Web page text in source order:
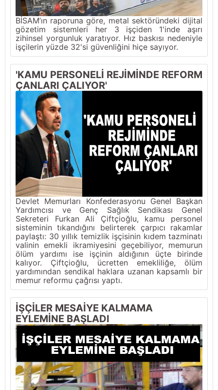
BİSAM’ın raporuna göre, metal sektöründeki dijital
gözetim sistemleri her 3 işçiden 1'inde aşırı
zihinsel yorgunluk yaratıyor. Hız baskısı nedeniyle
işçilerin yüzde 32'si güvenliğini hiçe sayıyor.
'KAMU PERSONELİ REJİMİNDE REFORM
ÇANLARI ÇALIYOR'
Devlet Memurları Konfederasyonu Genel Başkan
Yardımcısı ve Genç Sağlık Sendikası Genel
Sekreteri Furkan Ali Çiftçioğlu, kamu personel
sisteminin tıkandığını belirterek çarpıcı rakamlar
paylaştı: 30 yıllık temizlik işçisinin kıdem tazminatı
valinin emekli ikramiyesini geçebiliyor, memurun
ölüm yardımı ise işçinin aldığının üçte birinde
kalıyor. Çiftçioğlu, ücretten emekliliğe, ölüm
yardımından sendikal haklara uzanan kapsamlı bir
memur reformu çağrısı yaptı.
İŞÇİLER MESAİYE KALMAMA
EYLEMİNE BAŞLADI